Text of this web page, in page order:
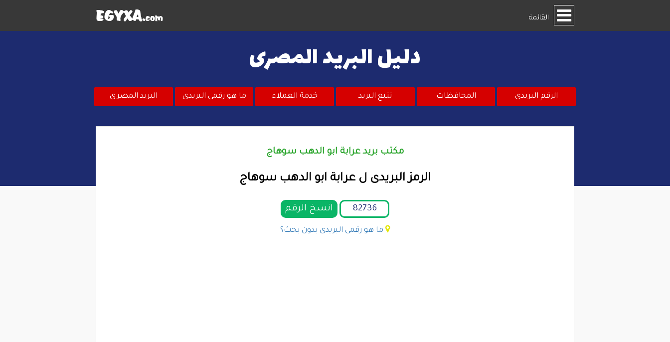
القائمة
دليل البريد المصرى
الرقم البريدى المحافظات تتبع البريد خدمة العملاء ما هو رقمى البريدى البريد المصرى
مكتب بريد عرابة ابو الدهب سوهاج
الرمز البريدى ل عرابة ابو الدهب سوهاج
انسخ الرقم
ما هو رقمى البريدى بدون بحث؟